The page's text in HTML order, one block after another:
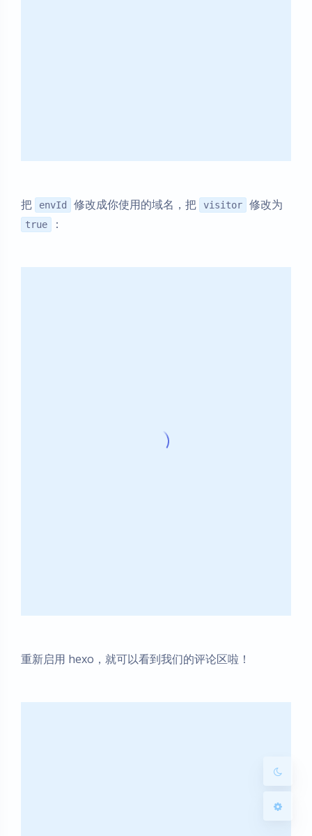
把 envId 修改成你使用的域名，把 visitor 修改为
true ：
重新启用 hexo，就可以看到我们的评论区啦！